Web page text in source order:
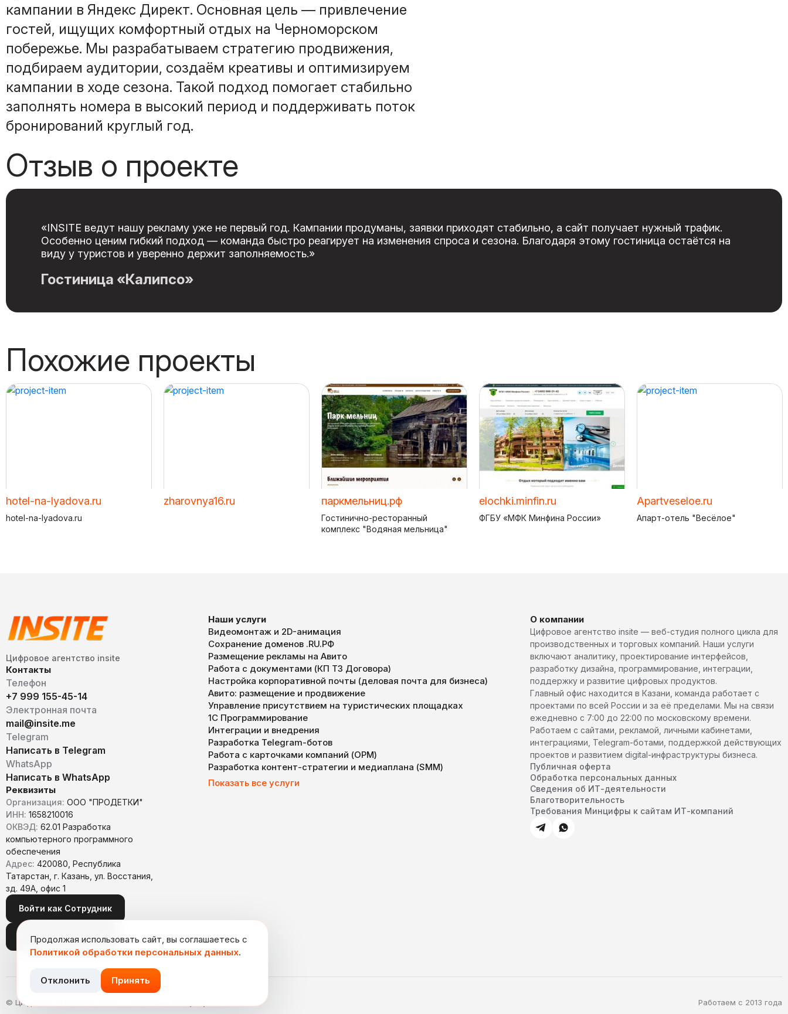
кампании в Яндекс Директ. Основная цель — привлечение
гостей, ищущих комфортный отдых на Черноморском
побережье. Мы разрабатываем стратегию продвижения,
подбираем аудитории, создаём креативы и оптимизируем
кампании в ходе сезона. Такой подход помогает стабильно
заполнять номера в высокий период и поддерживать поток
бронирований круглый год.
Отзыв о проекте
«INSITE ведут нашу рекламу уже не первый год. Кампании продуманы, заявки приходят стабильно, а сайт получает нужный трафик.
Особенно ценим гибкий подход — команда быстро реагирует на изменения спроса и сезона. Благодаря этому гостиница остаётся на
виду у туристов и уверенно держит заполняемость.»
Гостиница «Калипсо»
Похожие проекты
hotel-na-lyadova.ru
hotel-na-lyadova.ru
zharovnya16.ru паркмельниц.рф
Гостинично-ресторанный
комплекс "Водяная мельница"
elochki.minfin.ru
ФГБУ «МФК Минфина России»
Apartveseloe.ru
Апарт-отель "Весёлое"
Цифровое агентство insite
Контакты
Телефон
+7 999 155-45-14
Электронная почта
mail@insite.me
Telegram
Написать в Telegram
WhatsApp
Написать в WhatsApp
Реквизиты
Организация: ООО "ПРОДЕТКИ"
ИНН: 1658210016
ОКВЭД: 62.01 Разработка
компьютерного программного
обеспечения
Адрес: 420080, Республика
Татарстан, г. Казань, ул. Восстания,
зд. 49А, офис 1
Войти как Сотрудник
Войти как Заказчик
Наши услуги
Видеомонтаж и 2D-анимация
Сохранение доменов .RU.РФ
Размещение рекламы на Авито
Работа с документами (КП ТЗ Договора)
Настройка корпоративной почты (деловая почта для бизнеса)
Авито: размещение и продвижение
Управление присутствием на туристических площадках
1С Программирование
Интеграции и внедрения
Разработка Telegram-ботов
Работа с карточками компаний (ОРМ)
Разработка контент-стратегии и медиаплана (SMM)
Показать все услуги
О компании
Цифровое агентство insite — веб-студия полного цикла для
производственных и торговых компаний. Наши услуги
включают аналитику, проектирование интерфейсов,
разработку дизайна, программирование, интеграции,
поддержку и развитие цифровых продуктов.
Главный офис находится в Казани, команда работает с
проектами по всей России и за её пределами. Мы на связи
ежедневно с 7:00 до 22:00 по московскому времени.
Работаем с сайтами, рекламой, личными кабинетами,
интеграциями, Telegram-ботами, поддержкой действующих
проектов и развитием digital-инфраструктуры бизнеса.
Публичная оферта
Обработка персональных данных
Сведения об ИТ-деятельности
Благотворительность
Требования Минцифры к сайтам ИТ-компаний
© Цифровое агентство insite — поставщик веб-услуг Работаем с 2013 года
Продолжая использовать сайт, вы соглашаетесь с
Политикой обработки персональных данных.
Отклонить Принять